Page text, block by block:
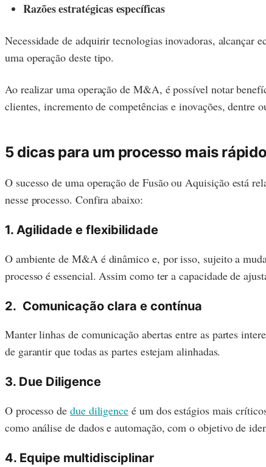
Razões estratégicas específicas
Necessidade de adquirir tecnologias inovadoras, alcançar
uma operação deste tipo.
Ao realizar uma operação de M&A, é possível notar
clientes, incremento de competências e inovações, dentre
5 dicas para um processo mais
O sucesso de uma operação de Fusão ou Aquisição está
nesse processo. Confira abaixo:
1. Agilidade e flexibilidade
O ambiente de M&A é dinâmico e, por isso, sujeito a
processo é essencial. Assim como ter a capacidade de
2. Comunicação clara e contínua
Manter linhas de comunicação abertas entre as partes
de garantir que todas as partes estejam alinhadas.
3. Due Diligence
O processo de due diligence é um dos estágios mais
como análise de dados e automação, com o objetivo de
4. Equipe multidisciplinar